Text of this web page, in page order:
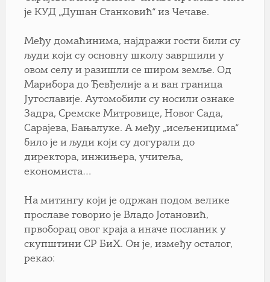
је КУД „Душан Станковић“ из Чечаве.
Међу домаћинима, најдражи гости били су
људи који су основну школу завршили у
овом селу и разишли се широм земље. Од
Марибора до Ђевђелије а и ван граница
Југославије. Аутомобили су носили ознаке
Задра, Сремске Митровице, Новог Сада,
Сарајева, Бањалуке. А међу „исељеницима“
било је и људи који су догурали до
директора, инжињера, учитеља,
економиста…
На митингу који је одржан подом велике
прославе говорио је Владо Јотановић,
првоборац овог краја а иначе посланик у
скупштини СР БиХ. Он је, између осталог,
рекао: